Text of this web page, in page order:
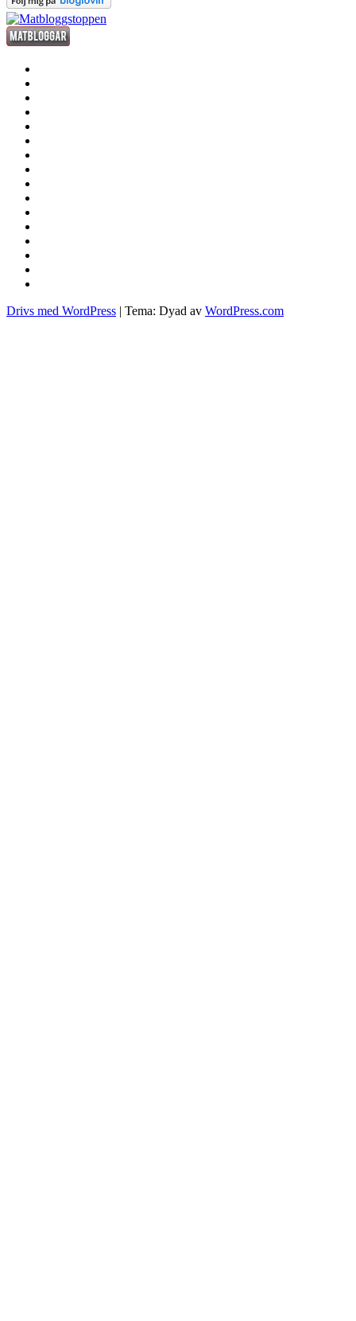
Drivs med WordPress | Tema: Dyad av WordPress.com